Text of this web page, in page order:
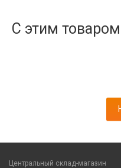
С этим
Кнопки, толкатели
Разъемы
Шлейфы
Центральный склад-магазин